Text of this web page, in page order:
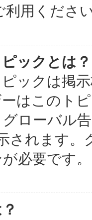
利用くださ
ックとは？
ックは掲
はこのト
ローバル
されます
必要です。